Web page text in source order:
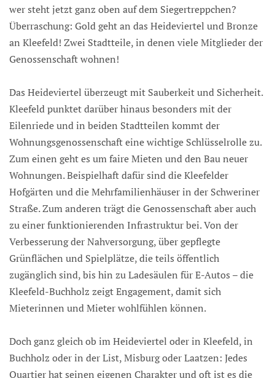
wer steht jetzt ganz oben auf dem Siegertreppchen?
Überraschung: Gold geht an das Heideviertel und Bronze
an Kleefeld! Zwei Stadtteile, in denen viele Mitglieder der
Genossenschaft wohnen!
Das Heideviertel überzeugt mit Sauberkeit und Sicherheit.
Kleefeld punktet darüber hinaus besonders mit der
Eilenriede und in beiden Stadtteilen kommt der
Wohnungsgenossenschaft eine wichtige Schlüsselrolle zu.
Zum einen geht es um faire Mieten und den Bau neuer
Wohnungen. Beispielhaft dafür sind die Kleefelder
Hofgärten und die Mehrfamilienhäuser in der Schweriner
Straße. Zum anderen trägt die Genossenschaft aber auch
zu einer funktionierenden Infrastruktur bei. Von der
Verbesserung der Nahversorgung, über gepflegte
Grünflächen und Spielplätze, die teils öffentlich
zugänglich sind, bis hin zu Ladesäulen für E-Autos – die
Kleefeld-Buchholz zeigt Engagement, damit sich
Mieterinnen und Mieter wohlfühlen können.
Doch ganz gleich ob im Heideviertel oder in Kleefeld, in
Buchholz oder in der List, Misburg oder Laatzen: Jedes
Quartier hat seinen eigenen Charakter und oft ist es die